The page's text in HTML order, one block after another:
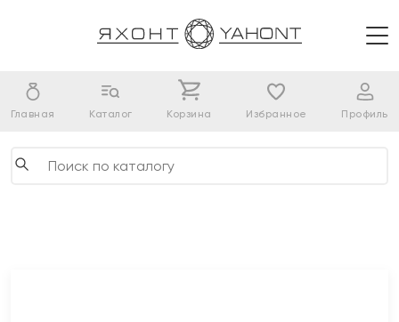
Главная Каталог Корзина Избранное Профиль